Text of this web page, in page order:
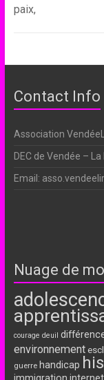
paix,
Contact Info
Association
DEC de Vendée –
Email:
Nuage de
courage deuil
environnement
guerre handicap